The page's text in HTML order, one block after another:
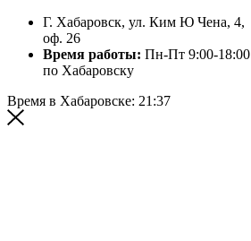
Г. Хабаровск, ул. Ким Ю Чена, 4,
оф. 26
Время работы: Пн-Пт 9:00-18:00
по Хабаровску
Время в Хабаровске: 21:37